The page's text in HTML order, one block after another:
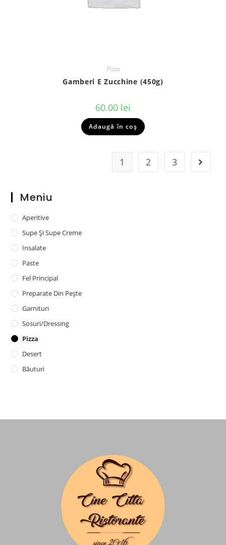
Pizza
Gamberi E Zucchine (450g)
60.00 lei
Adaugă în coș
1 2 3
Meniu
Aperitive
Supe Și Supe Creme
Insalate
Paste
Fel Principal
Preparate Din Pește
Garnituri
Sosuri/dressing
Pizza
Desert
Băuturi